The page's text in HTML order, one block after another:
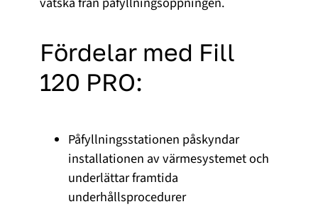
Fördelar med Fill
120 PRO:
Påfyllningsstationen påskyndar
installationen av värmesystemet och
underlättar framtida
underhållsprocedurer